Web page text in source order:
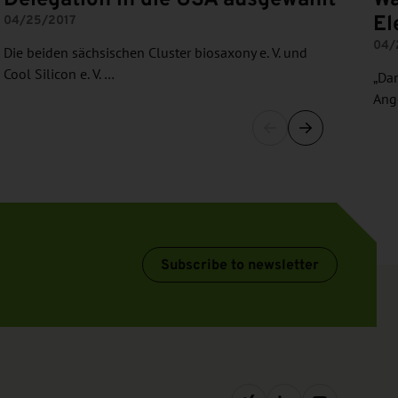
04/25/2017
Die beiden sächsischen Cluster biosaxony e. V. und
Cool Silicon e. V. …
04/
Subscribe to newsletter